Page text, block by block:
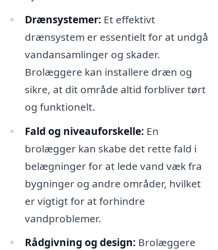
Drænsystemer: Et effektivt
drænsystem er essentielt for at undgå
vandansamlinger og skader.
Brolæggere kan installere dræn og
sikre, at dit område altid forbliver tørt
og funktionelt.
Fald og niveauforskelle: En
brolægger kan skabe det rette fald i
belægninger for at lede vand væk fra
bygninger og andre områder, hvilket
er vigtigt for at forhindre
vandproblemer.
Rådgivning og design: Brolæggere